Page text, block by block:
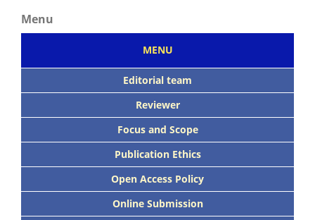
Menu
MENU
Editorial team
Reviewer
Focus and Scope
Publication Ethics
Open Access Policy
Online Submission